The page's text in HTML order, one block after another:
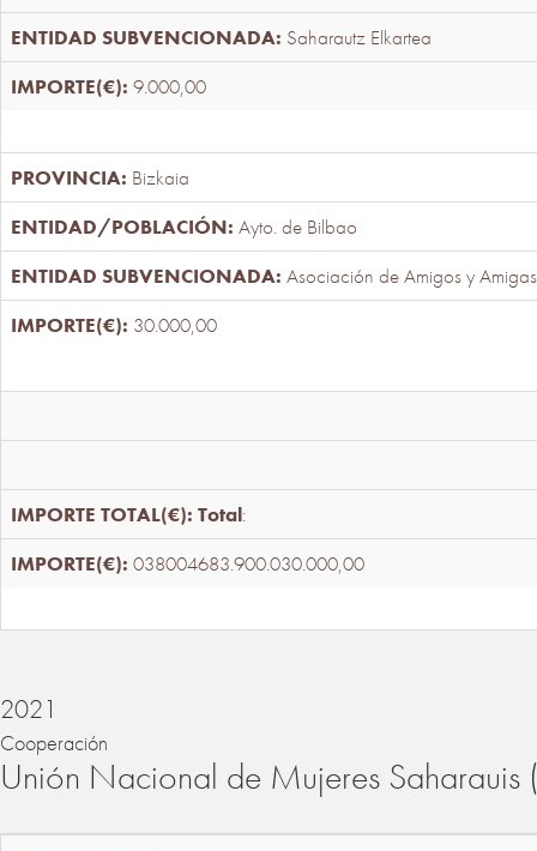
Saharautz Elkartea
9.000,00
Bizkaia
Ayto. de Bilbao
Asociación de Amigos y
30.000,00
Total:
038004683.900.030.000,00
2021
Cooperación
Unión Nacional de Mujeres